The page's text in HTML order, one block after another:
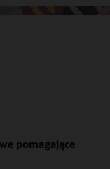
pomagające